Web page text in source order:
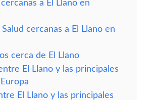
cercanas a El Llano en
cercanas a El Llano en
cerca de El Llano
El Llano y las principales
El Llano y las principales